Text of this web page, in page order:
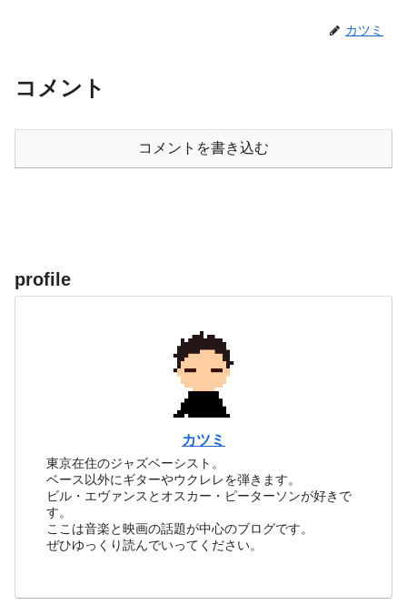
カツミ
コメント
コメントを書き込む
profile
カツミ
東京在住のジャズベーシスト。
ベース以外にギターやウクレレを弾きます。
ビル・エヴァンスとオスカー・ピーターソンが好きで
す。
ここは音楽と映画の話題が中心のブログです。
ぜひゆっくり読んでいってください。